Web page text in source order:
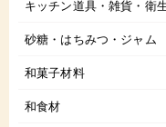
キッチン道具・雑貨・衛
砂糖・はちみつ・ジャム
和菓子材料
和食材